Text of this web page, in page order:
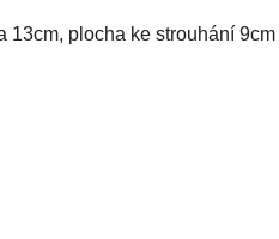
13cm, plocha ke strouhání 9cm